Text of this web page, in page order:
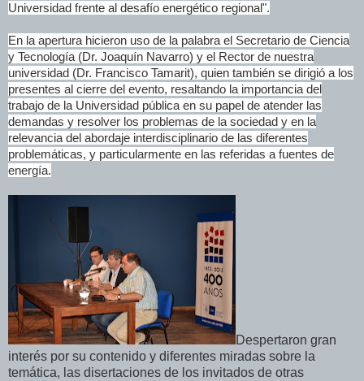
Universidad frente al desafío energético regional".
En la apertura hicieron uso de la palabra el Secretario de Ciencia
y Tecnología (Dr. Joaquín Navarro) y el Rector de nuestra
universidad (Dr. Francisco Tamarit), quien también se dirigió a los
presentes al cierre del evento, resaltando la importancia del
trabajo de la Universidad pública en su papel de atender las
demandas y resolver los problemas de la sociedad y en la
relevancia del abordaje interdisciplinario de las diferentes
problemáticas, y particularmente en las referidas a fuentes de
energía.
Despertaron gran
interés por su contenido y diferentes miradas sobre la
temática, las disertaciones de los invitados de otras